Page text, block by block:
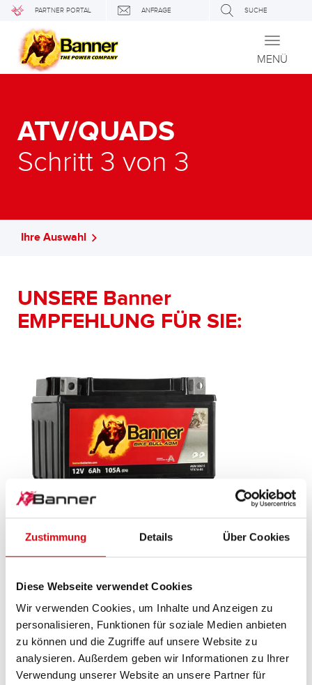
Zustimmung Details Über Cookies
Diese Webseite verwendet Cookies
Wir verwenden Cookies, um Inhalte und Anzeigen zu
personalisieren, Funktionen für soziale Medien anbieten
zu können und die Zugriffe auf unsere Website zu
analysieren. Außerdem geben wir Informationen zu Ihrer
Verwendung unserer Website an unsere Partner für
PARTNER PORTAL ANFRAGE SUCHE
Toggle
MENÜ
ATV/QUADS
Schritt 3 von 3
Ihre Auswahl
UNSERE Banner
EMPFEHLUNG FÜR SIE:
AGM 506 15 / BTX7A-BS - YTX7A-BS
Das Aushängeschild der Banner Markenqualität.
Originalqualität zum Nachrüsten (OE).
PRODUKTDETAILS >